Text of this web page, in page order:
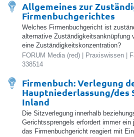
Allgemeines zur
Firmenbuchgerichtes
Welches Firmenbuchgericht ist
alternative Zuständigkeitsanknüpfung
eine Zuständigkeitskonzentration?
FORUM Media (red) | Praxiswissen |
338514
Firmenbuch: Verlegung
Hauptniederlassung/des
Inland
Die Sitzverlegung innerhalb
Gerichtssprengels erfordert immer ein
das Firmenbuchgericht reagiert mit